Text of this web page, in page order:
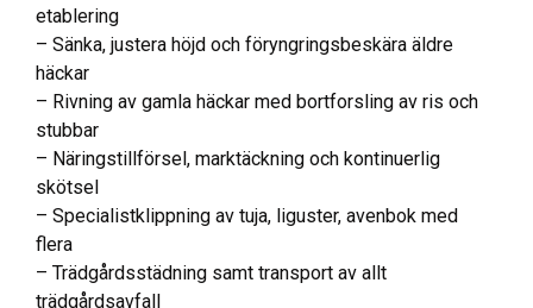
etablering
– Sänka, justera höjd och föryngringsbeskära äldre
häckar
– Rivning av gamla häckar med bortforsling av ris och
stubbar
– Näringstillförsel, marktäckning och kontinuerlig
skötsel
– Specialistklippning av tuja, liguster, avenbok med
flera
– Trädgårdsstädning samt transport av allt
trädgårdsavfall